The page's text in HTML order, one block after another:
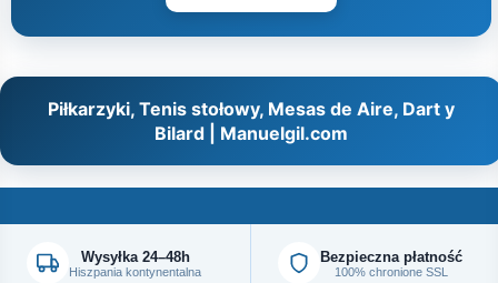
Piłkarzyki, Tenis stołowy, Mesas de Aire, Dart y
Bilard | Manuelgil.com
Wysyłka 24–48h
Hiszpania kontynentalna
Bezpieczna płatność
100% chronione SSL